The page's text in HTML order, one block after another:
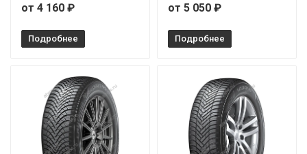
от 4 160 ₽
Подробнее
от 5 050 ₽
Подробнее